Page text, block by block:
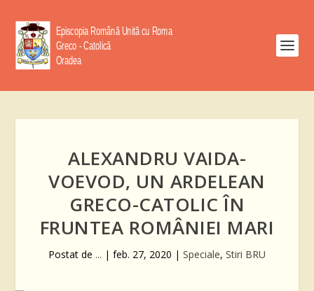
ALEXANDRU VAIDA-
VOEVOD, UN ARDELEAN
GRECO-CATOLIC ÎN
FRUNTEA ROMÂNIEI MARI
Postat de ... | feb. 27, 2020 | Speciale, Stiri BRU